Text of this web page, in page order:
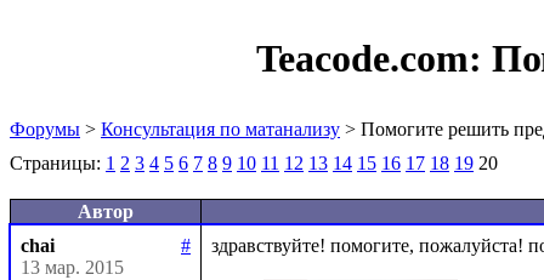
Teacode.com:
Форумы > Консультация по матанализу > Помогите решить
Страницы: 1 2 3 4 5 6 7 8 9 10 11 12 13 14 15 16 17 18 19 20
Автор
chai
#
13 мар. 2015